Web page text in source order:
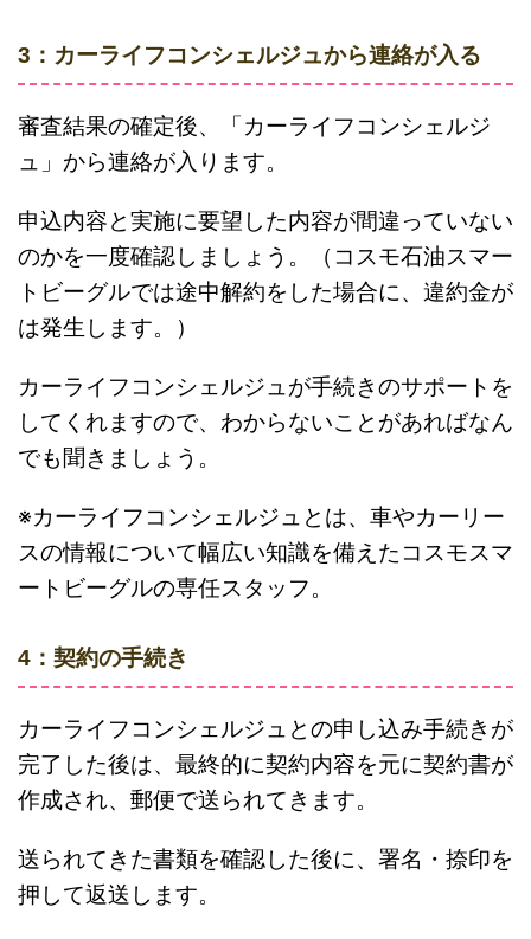
3：カーライフコンシェルジュから連絡が入る
審査結果の確定後、「カーライフコンシェルジ
ュ」から連絡が入ります。
申込内容と実施に要望した内容が間違っていない
のかを一度確認しましょう。（コスモ石油スマー
トビーグルでは途中解約をした場合に、違約金が
は発生します。）
カーライフコンシェルジュが手続きのサポートを
してくれますので、わからないことがあればなん
でも聞きましょう。
※カーライフコンシェルジュとは、車やカーリー
スの情報について幅広い知識を備えたコスモスマ
ートビーグルの専任スタッフ。
4：契約の手続き
カーライフコンシェルジュとの申し込み手続きが
完了した後は、最終的に契約内容を元に契約書が
作成され、郵便で送られてきます。
送られてきた書類を確認した後に、署名・捺印を
押して返送します。